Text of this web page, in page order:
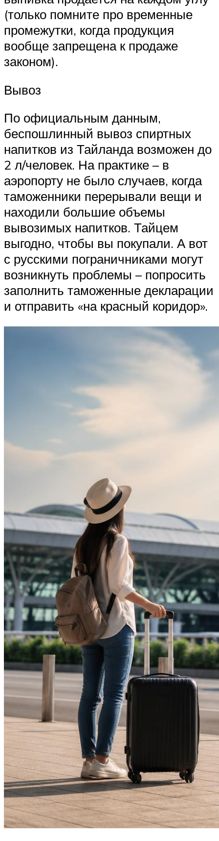
(только помните про временные
промежутки, когда продукция
вообще запрещена к продаже
законом).
Вывоз
По официальным данным,
беспошлинный вывоз спиртных
напитков из Тайланда возможен до
2 л/человек. На практике – в
аэропорту не было случаев, когда
таможенники перерывали вещи и
находили большие объемы
вывозимых напитков. Тайцем
выгодно, чтобы вы покупали. А вот
с русскими пограничниками могут
возникнуть проблемы – попросить
заполнить таможенные декларации
и отправить «на красный коридор».